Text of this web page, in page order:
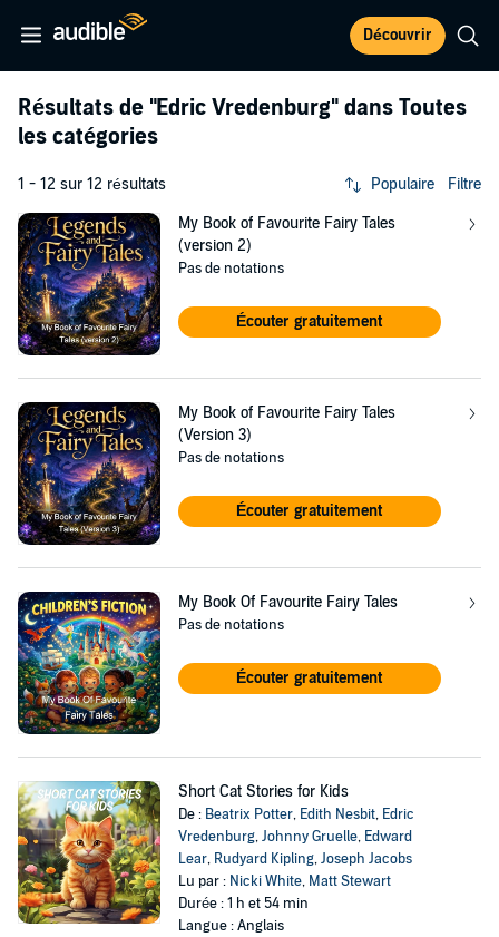
Découvrir
Résultats de "Edric Vredenburg" dans Toutes
les catégories
1 - 12 sur 12 résultats Populaire Filtre
My Book of Favourite Fairy Tales
(version 2)
Pas de notations
Écouter gratuitement
My Book of Favourite Fairy Tales
(Version 3)
Pas de notations
Écouter gratuitement
My Book Of Favourite Fairy Tales
Pas de notations
Écouter gratuitement
Short Cat Stories for Kids
De : Beatrix Potter, Edith Nesbit, Edric
Vredenburg,Johnny Gruelle, Edward
Lear, Rudyard Kipling,Joseph Jacobs
Lu par : Nicki White, Matt Stewart
Durée : 1 h et 54 min
Langue : Anglais